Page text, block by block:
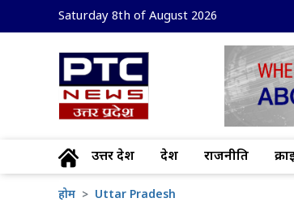
Saturday 8th of August 2026
उत्तर प्रदेश देश राजनीति
होम Uttar Pradesh